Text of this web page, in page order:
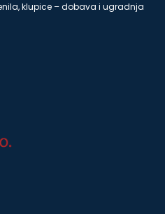
klupice – dobava i ugradnja